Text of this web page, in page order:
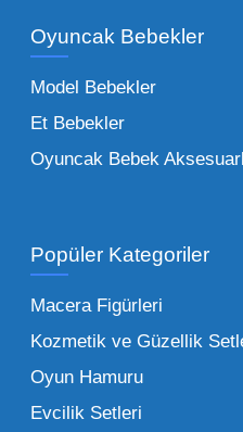
toptan tedariği
figürlerden
her şeyi
İşletmeler için toptan
şüphesiz ki birim
Oyuncak toptan
perakende satış fiyatı
makas açılır ve bu
Oyuncak Bebekler
Model Bebekler
Et Bebekler
Oyuncak Bebek
Popüler Kategoriler
Macera Figürleri
Kozmetik ve Güzellik
Oyun Hamuru
Evcilik Setleri